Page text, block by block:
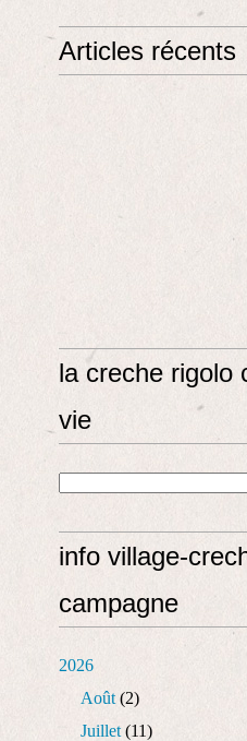
Articles récents
la creche rigolo
vie
info village-
campagne
2026
Août (2)
Juillet (11)